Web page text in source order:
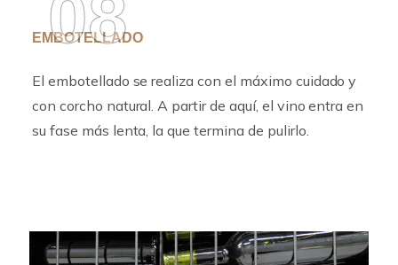
08
EMBOTELLADO
El embotellado se realiza con el máximo cuidado y
con corcho natural. A partir de aquí, el vino entra en
su fase más lenta, la que termina de pulirlo.